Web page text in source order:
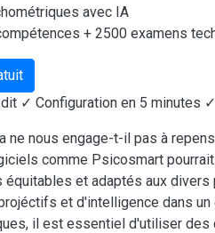
avec IA
+ 2500 examens
✓ Configuration en 5 minutes
ne nous engage-t-il pas à
comme Psicosmart
équitables et adaptés aux
et d'intelligence dans
il est essentiel d'utiliser des